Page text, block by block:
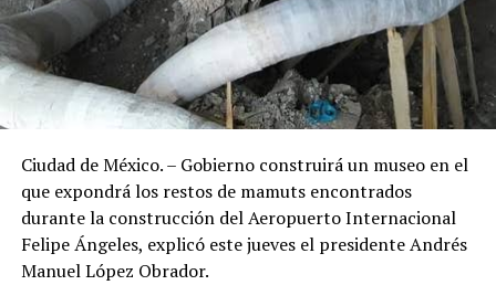
Ciudad de México. – Gobierno construirá un museo en el
que expondrá los restos de mamuts encontrados
durante la construcción del Aeropuerto Internacional
Felipe Ángeles, explicó este jueves el presidente Andrés
Manuel López Obrador.